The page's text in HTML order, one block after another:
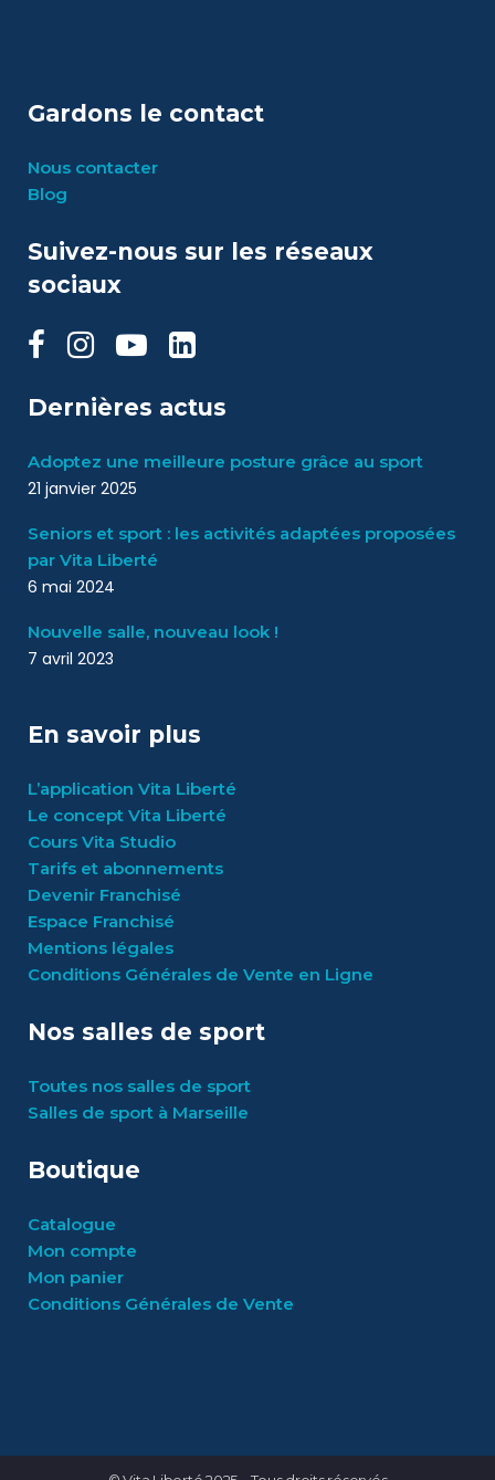
Gardons le contact
Nous contacter
Blog
Suivez-nous sur les réseaux
sociaux
Dernières actus
Adoptez une meilleure posture grâce au sport
21 janvier 2025
Seniors et sport : les activités adaptées proposées
par Vita Liberté
6 mai 2024
Nouvelle salle, nouveau look !
7 avril 2023
En savoir plus
L’application Vita Liberté
Le concept Vita Liberté
Cours Vita Studio
Tarifs et abonnements
Devenir Franchisé
Espace Franchisé
Mentions légales
Conditions Générales de Vente en Ligne
Nos salles de sport
Toutes nos salles de sport
Salles de sport à Marseille
Boutique
Catalogue
Mon compte
Mon panier
Conditions Générales de Vente